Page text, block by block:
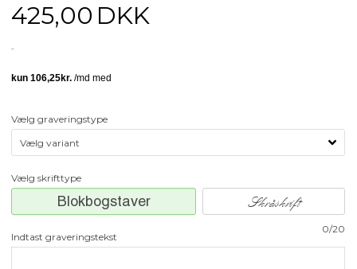
425,00 DKK
Vælg graveringstype
Vælg skrifttype
Blokbogstaver Skråskrift
0/20
Indtast graveringstekst